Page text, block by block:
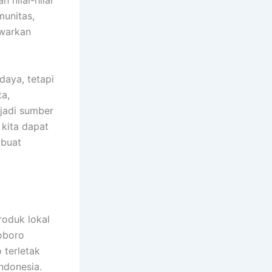
tetapi
sumber
dapat
lokal
terletak